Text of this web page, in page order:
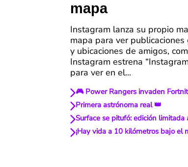
mapa
Instagram lanza su propio
mapa para ver
y ubicaciones de amigos,
Instagram estrena
para ver en el...
🎮 Power Rangers invaden
Primera astrónoma real 👑
Surface se pitufó: edición limitada
¡Hay vida a 10 kilómetros bajo el